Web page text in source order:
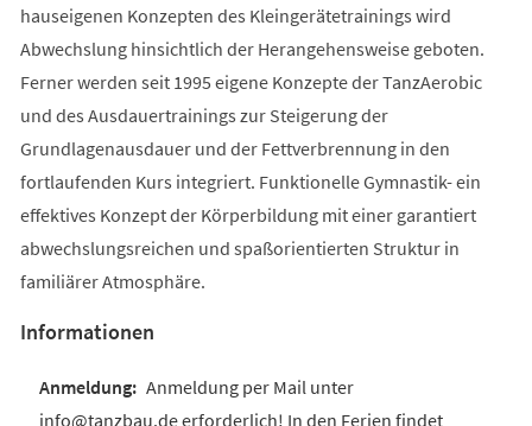
hauseigenen Konzepten des Kleingerätetrainings wird
Abwechslung hinsichtlich der Herangehensweise geboten.
Ferner werden seit 1995 eigene Konzepte der TanzAerobic
und des Ausdauertrainings zur Steigerung der
Grundlagenausdauer und der Fettverbrennung in den
fortlaufenden Kurs integriert. Funktionelle Gymnastik- ein
effektives Konzept der Körperbildung mit einer garantiert
abwechslungsreichen und spaßorientierten Struktur in
familiärer Atmosphäre.
Informationen
Anmeldung per Mail unter
info@tanzbau.de erforderlich! In den Ferien findet